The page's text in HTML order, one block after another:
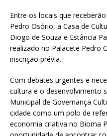
Entre os locais que
Pedro Osório, a Casa de
Diogo de Souza e Estância
realizado no Palacete Pedro
inscrição prévia.
Com debates urgentes e
cultura e o desenvolvimento
Municipal de Governança
cidade como um polo de
economia criativa no Bioma